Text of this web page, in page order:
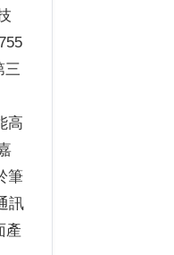
三
高
筆
訊
產